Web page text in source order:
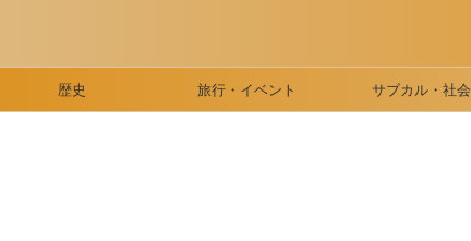
歴史 旅行・イベント サブカル・社会